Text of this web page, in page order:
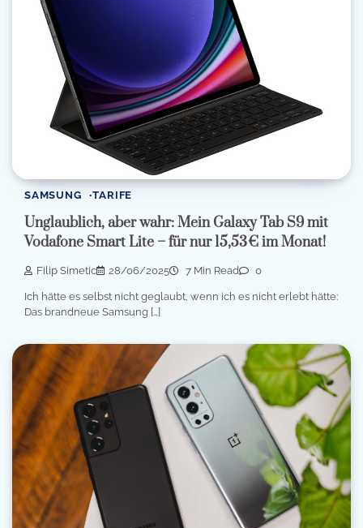
SAMSUNG TARIFE
Unglaublich, aber wahr: Mein Galaxy Tab S9 mit
Vodafone Smart Lite – für nur 15,53 € im Monat!
Filip Simetic 28/06/2025 7 Min Read 0
Ich hätte es selbst nicht geglaubt, wenn ich es nicht erlebt hätte:
Das brandneue Samsung […]